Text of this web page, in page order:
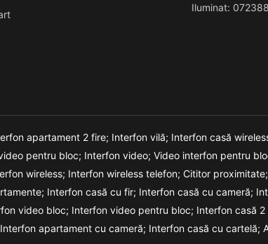
Iluminat:
apartament 2 fire; Interfon vilă; Interfon casă
pentru bloc; Interfon video; Video interfon pentru
wireless; Interfon wireless telefon; Cititor proximitate;
Interfon casă cu fir; Interfon casă cu cameră;
video bloc; Interfon video pentru bloc; Interfon casă 2
Interfon apartament cu cameră; Interfon casă cu cartelă;